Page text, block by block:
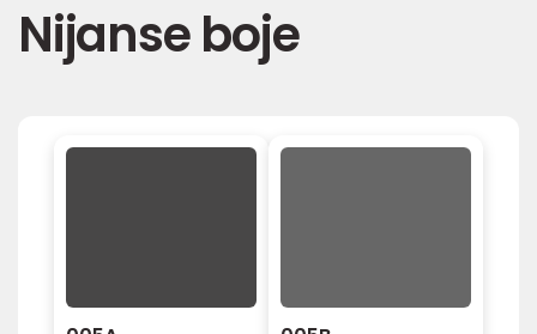
Nijanse boje